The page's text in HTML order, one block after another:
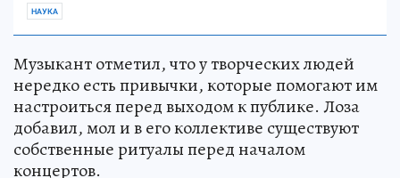
НАУКА
Музыкант отметил, что у творческих людей
нередко есть привычки, которые помогают им
настроиться перед выходом к публике. Лоза
добавил, мол и в его коллективе существуют
собственные ритуалы перед началом
концертов.